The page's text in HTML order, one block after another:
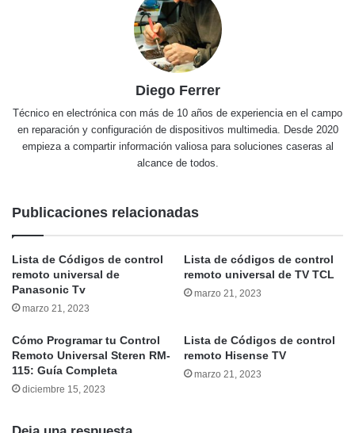
Diego Ferrer
Técnico en electrónica con más de 10 años de experiencia en el campo
en reparación y configuración de dispositivos multimedia. Desde 2020
empieza a compartir información valiosa para soluciones caseras al
alcance de todos.
Publicaciones relacionadas
Lista de Códigos de control
remoto universal de
Panasonic Tv
marzo 21, 2023
Lista de códigos de control
remoto universal de TV TCL
marzo 21, 2023
Cómo Programar tu Control
Remoto Universal Steren RM-
115: Guía Completa
diciembre 15, 2023
Lista de Códigos de control
remoto Hisense TV
marzo 21, 2023